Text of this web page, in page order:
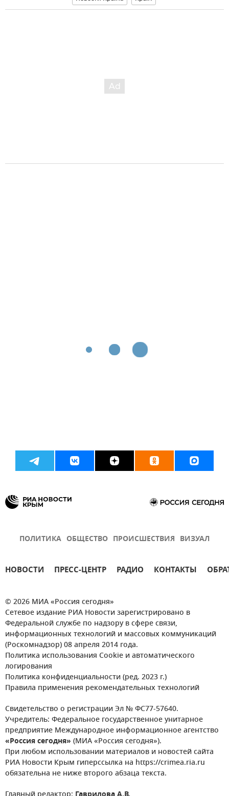
ПОЛИТИКА ОБЩЕСТВО ПРОИСШЕСТВИЯ ВИЗУАЛ
НОВОСТИ ПРЕСС-ЦЕНТР РАДИО КОНТАКТЫ
© 2026 МИА «Россия сегодня»
Сетевое издание РИА Новости зарегистрировано в
Федеральной службе по надзору в сфере связи,
информационных технологий и массовых коммуникаций
(Роскомнадзор) 08 апреля 2014 года.
Политика использования Cookie и автоматического
логирования
Политика конфиденциальности (ред. 2023 г.)
Правила применения рекомендательных технологий
Свидетельство о регистрации Эл № ФС77-57640.
Учредитель: Федеральное государственное унитарное
предприятие Международное информационное агентство
«Россия сегодня» (МИА «Россия сегодня»).
При любом использовании материалов и новостей сайта
РИА Новости Крым гиперссылка на https://crimea.ria.ru
обязательна не ниже второго абзаца текста.